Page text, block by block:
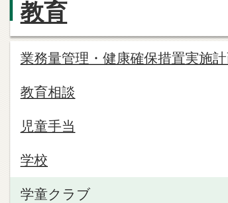
教育
業務量管理・健康確保措置実施
教育相談
児童手当
学校
学童クラブ